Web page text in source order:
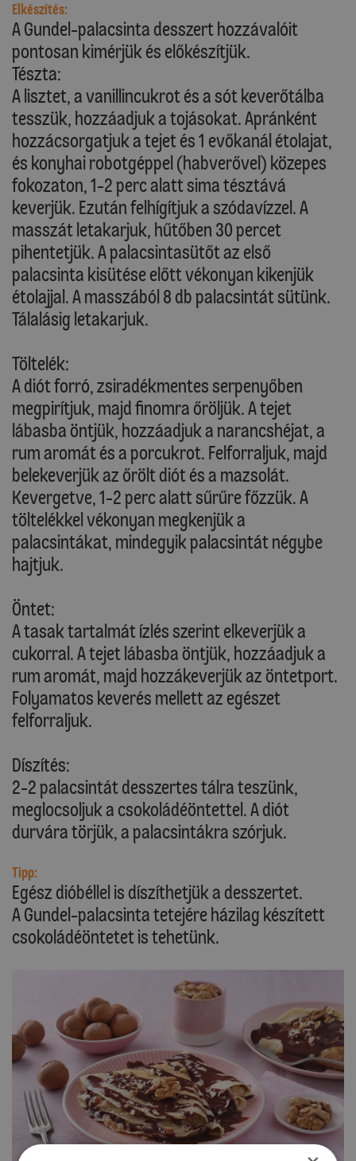
Elkészítés:
A Gundel-palacsinta desszert hozzávalóit
pontosan kimérjük és előkészítjük.
Tészta:
A lisztet, a vanillincukrot és a sót keverőtálba
tesszük, hozzáadjuk a tojásokat. Apránként
hozzácsorgatjuk a tejet és 1 evőkanál étolajat,
és konyhai robotgéppel (habverővel) közepes
fokozaton, 1-2 perc alatt sima tésztává
keverjük. Ezután felhígítjuk a szódavízzel. A
masszát letakarjuk, hűtőben 30 percet
pihentetjük. A palacsintasütőt az első
palacsinta kisütése előtt vékonyan kikenjük
étolajjal. A masszából 8 db palacsintát sütünk.
Tálalásig letakarjuk.
Töltelék:
A diót forró, zsiradékmentes serpenyőben
megpirítjuk, majd finomra őröljük. A tejet
lábasba öntjük, hozzáadjuk a narancshéjat, a
rum aromát és a porcukrot. Felforraljuk, majd
belekeverjük az őrölt diót és a mazsolát.
Kevergetve, 1-2 perc alatt sűrűre főzzük. A
töltelékkel vékonyan megkenjük a
palacsintákat, mindegyik palacsintát négybe
hajtjuk.
Öntet:
A tasak tartalmát ízlés szerint elkeverjük a
cukorral. A tejet lábasba öntjük, hozzáadjuk a
rum aromát, majd hozzákeverjük az öntetport.
Folyamatos keverés mellett az egészet
felforraljuk.
Díszítés:
2-2 palacsintát desszertes tálra teszünk,
meglocsoljuk a csokoládéöntettel. A diót
durvára törjük, a palacsintákra szórjuk.
Tipp:
Egész dióbéllel is díszíthetjük a desszertet.
A Gundel-palacsinta tetejére házilag készített
csokoládéöntetet is tehetünk.